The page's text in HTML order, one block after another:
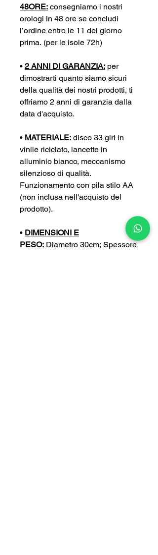
48ORE: consegniamo i nostri
orologi in 48 ore se concludi
l’ordine entro le 11 del giorno
prima. (per le isole 72h)
• 2 ANNI DI GARANZIA: per
dimostrarti quanto siamo sicuri
della qualità dei nostri prodotti, ti
offriamo 2 anni di garanzia dalla
data d'acquisto.
• MATERIALE: disco 33 giri in
vinile riciclato, lancette in
alluminio bianco, meccanismo
silenzioso di qualità.
Funzionamento con pila stilo AA
(non inclusa nell'acquisto del
prodotto).
• DIMENSIONI E
PESO: Diametro 30cm; Spessore